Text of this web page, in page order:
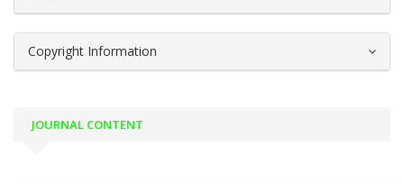
Copyright Information
JOURNAL CONTENT